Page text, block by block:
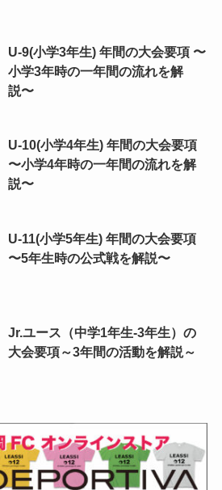
U-9(小学3年生) 年間の大会要項 〜
小学3年時の一年間の流れを解
説〜
U-10(小学4年生) 年間の大会要項
〜小学4年時の一年間の流れを解
説〜
U-11(小学5年生) 年間の大会要項
〜5年生時の公式戦を解説〜
Jr.ユース（中学1年生-3年生）の
大会要項～3年間の活動を解説～